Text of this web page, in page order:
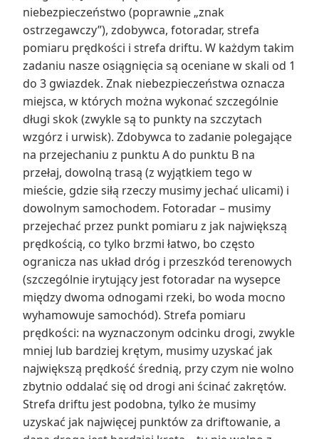
niebezpieczeństwo (poprawnie „znak
ostrzegawczy”), zdobywca, fotoradar, strefa
pomiaru prędkości i strefa driftu. W każdym takim
zadaniu nasze osiągnięcia są oceniane w skali od 1
do 3 gwiazdek. Znak niebezpieczeństwa oznacza
miejsca, w których można wykonać szczególnie
długi skok (zwykle są to punkty na szczytach
wzgórz i urwisk). Zdobywca to zadanie polegające
na przejechaniu z punktu A do punktu B na
przełaj, dowolną trasą (z wyjątkiem tego w
mieście, gdzie siłą rzeczy musimy jechać ulicami) i
dowolnym samochodem. Fotoradar – musimy
przejechać przez punkt pomiaru z jak największą
prędkością, co tylko brzmi łatwo, bo często
ogranicza nas układ dróg i przeszkód terenowych
(szczególnie irytujący jest fotoradar na wysepce
między dwoma odnogami rzeki, bo woda mocno
wyhamowuje samochód). Strefa pomiaru
prędkości: na wyznaczonym odcinku drogi, zwykle
mniej lub bardziej krętym, musimy uzyskać jak
największą prędkość średnią, przy czym nie wolno
zbytnio oddalać się od drogi ani ścinać zakrętów.
Strefa driftu jest podobna, tylko że musimy
uzyskać jak najwięcej punktów za driftowanie, a